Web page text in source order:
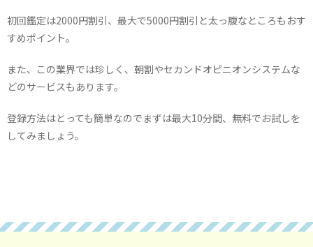
初回鑑定は2000円割引、最大で5000円割引と太っ腹なところもおす
すめポイント。
また、この業界では珍しく、朝割やセカンドオピニオンシステムな
どのサービスもあります。
登録方法はとっても簡単なのでまずは最大10分間、無料でお試しを
してみましょう。